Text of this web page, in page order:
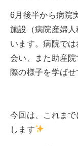
6月後半から病院
施設（病院産婦
います。病院で
会い、また助産
際の様子を学ば
今回は、これま
します